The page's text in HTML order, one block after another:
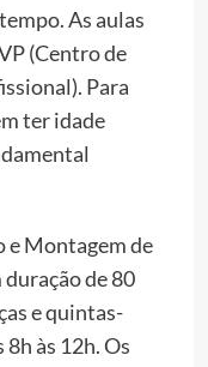
As aulas
(Centro de
Para
ter idade
e Montagem de
de 80
e quintas-
às 12h. Os